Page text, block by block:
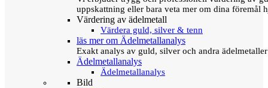
uppskattning eller bara veta mer om dina föremål
Värdering av ädelmetall
Värdera guld, silver & tenn
läs mer om Ädelmetallanalys
Exakt analys av guld, silver och andra
Ädelmetallanalys
Ädelmetallanalys
Bild